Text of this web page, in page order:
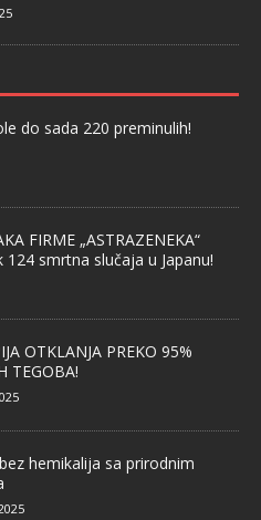
do sada 220 preminulih!
FIRME „ASTRAZENEKA“
124 smrtna slučaja u Japanu!
OTKLANJA PREKO 95%
TEGOBA!
hemikalija sa prirodnim